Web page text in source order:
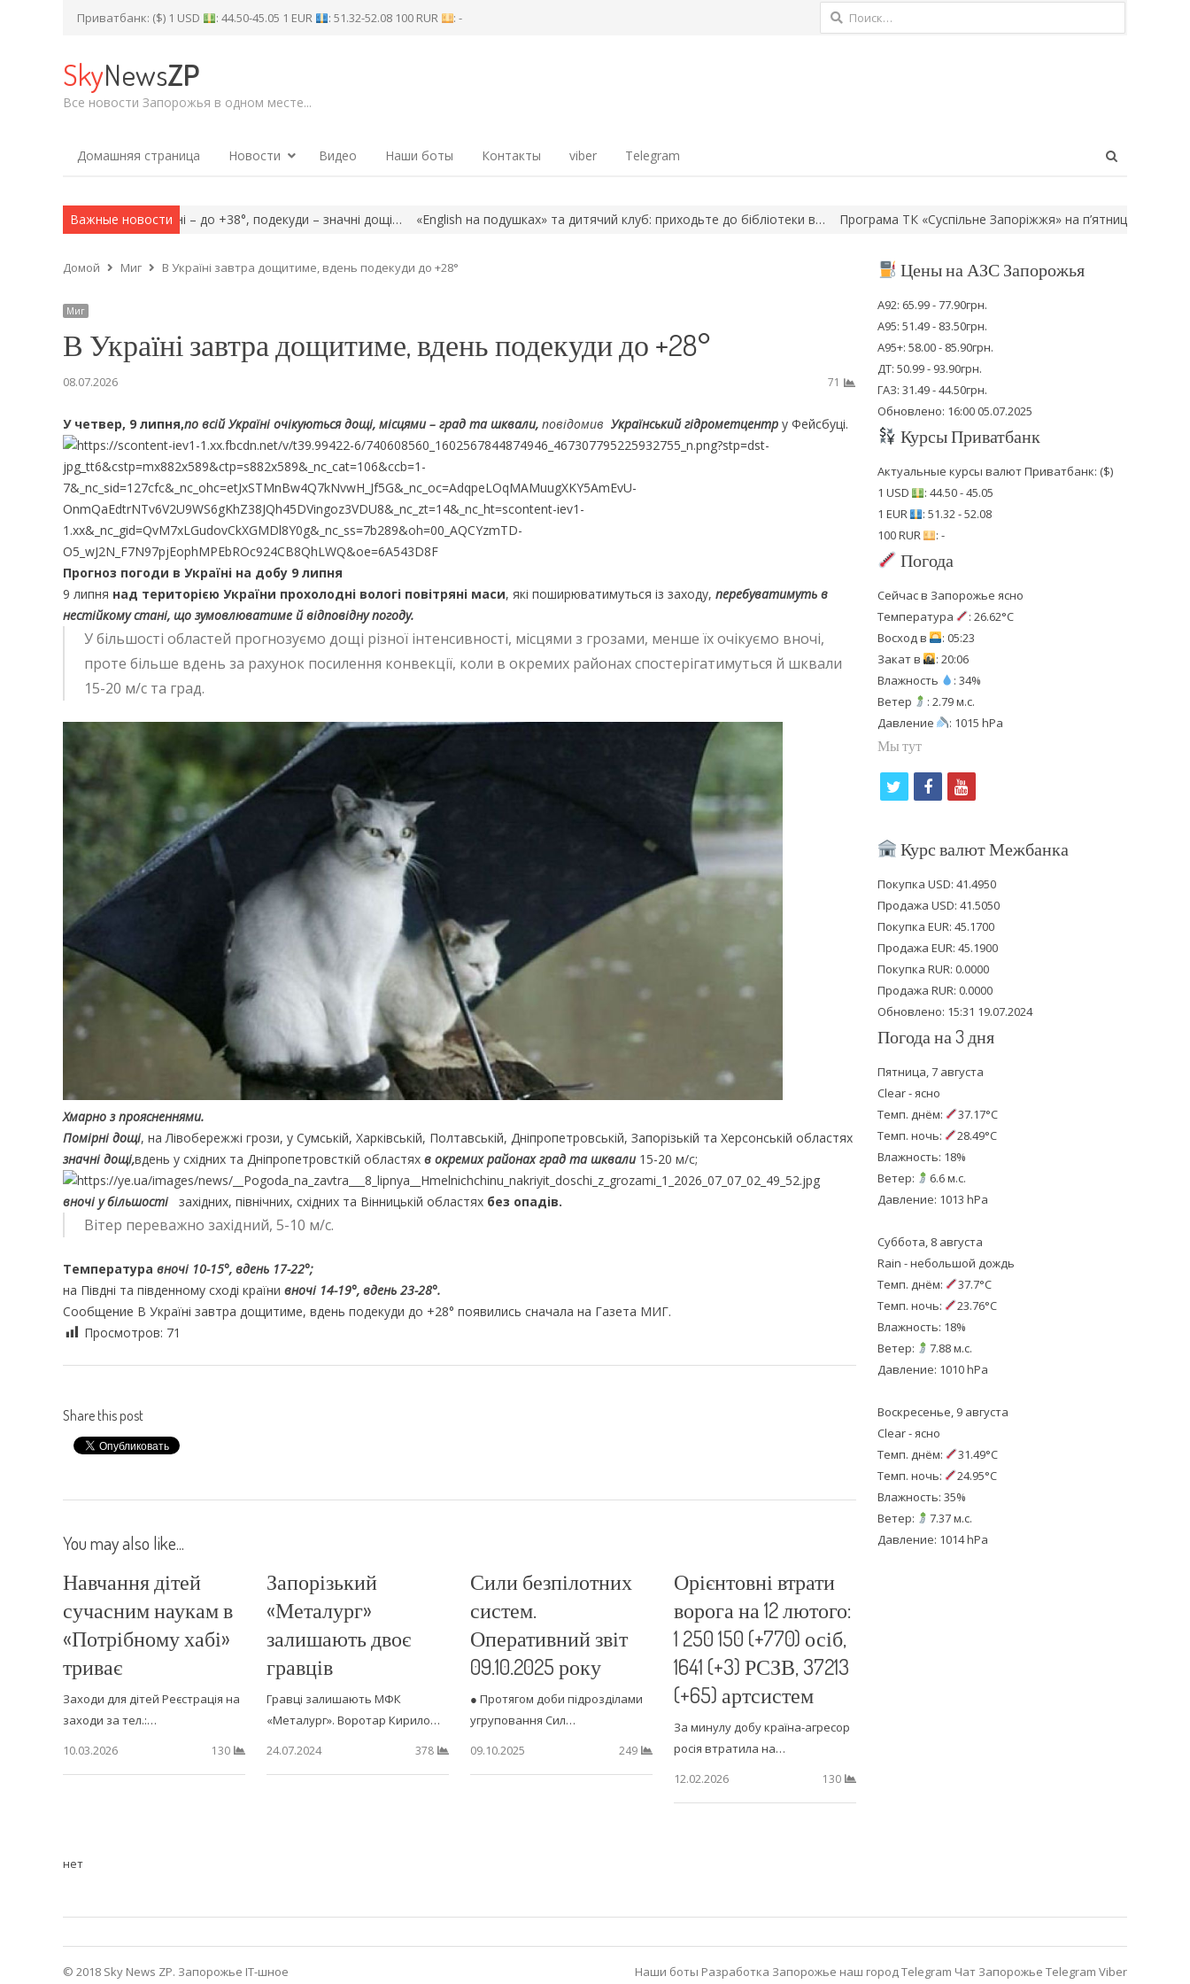
Приватбанк: ($) 1 USD : 44.50-45.05 1 EUR : 51.32-52.08 100 RUR : - Найти:
SkyNewsZP
Все новости Запорожья в одном месте...
Домашняя страница Новости Видео Наши боты Контакты viber Telegram
Важные новости
Сьогодні в Україні – до +38°, подекуди – значні дощі… «English на подушках» та дитячий клуб: приходьте до бібліотеки в… Програма ТК «Суспільне Запоріжжя» на п’ятницю, 7 серпня
Домой Миг В Україні завтра дощитиме, вдень подекуди до +28°
Миг
В Україні завтра дощитиме, вдень подекуди до +28°
08.07.2026 71
У четвер, 9 липня,по всій Україні очікуються дощі, місцями – град та шквали, повідомив Український гідрометцентр у Фейсбуці.
Прогноз погоди в Україні на добу 9 липня
9 липня над територією України прохолодні вологі повітряні маси, які поширюватимуться із заходу, перебуватимуть в
нестійкому стані, що зумовлюватиме й відповідну погоду.
У більшості областей прогнозуємо дощі різної інтенсивності, місцями з грозами, менше їх очікуємо вночі,
проте більше вдень за рахунок посилення конвекції, коли в окремих районах спостерігатимуться й шквали
15-20 м/с та град.
Хмарно з проясненнями.
Помірні дощі, на Лівобережжі грози, у Сумській, Харківській, Полтавській, Дніпропетровській, Запорізькій та Херсонській областях
значні дощі,вдень у східних та Дніпропетровсткій областях в окремих районах град та шквали 15-20 м/с;
вночі у більшості західних, північних, східних та Вінницькій областях без опадів.
Вітер переважно західний, 5-10 м/с.
Температура вночі 10-15°, вдень 17-22°;
на Півдні та південному сході країни вночі 14-19°, вдень 23-28°.
Сообщение В Україні завтра дощитиме, вдень подекуди до +28° появились сначала на Газета МИГ.
Просмотров: 71
Share this post
You may also like...
Навчання дітей
сучасним наукам в
«Потрібному хабі»
триває
Заходи для дітей Реєстрація на
заходи за тел.:…
10.03.2026
130
Запорізький
«Металург»
залишають двоє
гравців
Гравці залишають МФК
«Металург». Воротар Кирило…
24.07.2024
378
Сили безпілотних
систем.
Оперативний звіт
09.10.2025 року
● Протягом доби підрозділами
угруповання Сил…
09.10.2025
249
Орієнтовні втрати
ворога на 12 лютого:
1 250 150 (+770) осіб,
1641 (+3) РСЗВ, 37213
(+65) артсистем
За минулу добу країна-агресор
росія втратила на…
12.02.2026
130
нет
Цены на АЗС Запорожья
А92: 65.99 - 77.90грн.
А95: 51.49 - 83.50грн.
А95+: 58.00 - 85.90грн.
ДТ: 50.99 - 93.90грн.
ГАЗ: 31.49 - 44.50грн.
Обновлено: 16:00 05.07.2025
Курсы Приватбанк
Актуальные курсы валют Приватбанк: ($)
1 USD
: 44.50 - 45.05
1 EUR
: 51.32 - 52.08
100 RUR
: -
Погода
Сейчас в Запорожье ясно
Температура
: 26.62°C
Восход в
: 05:23
Закат в
: 20:06
Влажность
: 34%
Ветер
: 2.79 м.с.
Давление
: 1015 hPa
Мы тут
i
t
e
r
f
c
b
o
o
k
y
u
u
b
e
Курс валют Межбанка
Покупка USD: 41.4950
Продажа USD: 41.5050
Покупка EUR: 45.1700
Продажа EUR: 45.1900
Покупка RUR: 0.0000
Продажа RUR: 0.0000
Обновлено: 15:31 19.07.2024
Погода на 3 дня
Пятница, 7 августа
Clear - ясно
Темп. днём:
37.17°C
Темп. ночь:
28.49°C
Влажность: 18%
Ветер:
6.6 м.с.
Давление: 1013 hPa
Суббота, 8 августа
Rain - небольшой дождь
Темп. днём:
37.7°C
Темп. ночь:
23.76°C
Влажность: 18%
Ветер:
7.88 м.с.
Давление: 1010 hPa
Воскресенье, 9 августа
Clear - ясно
Темп. днём:
31.49°C
Темп. ночь:
24.95°C
Влажность: 35%
Ветер:
7.37 м.с.
Давление: 1014 hPa
© 2018 Sky News ZP. Запорожье IT-шное Наши боты Разработка Запорожье наш город Telegram Чат Запорожье Telegram Viber